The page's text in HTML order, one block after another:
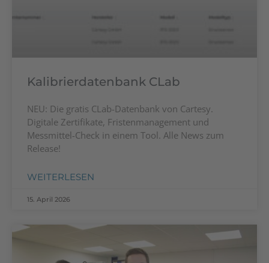
Kalibrierdatenbank CLab
NEU: Die gratis CLab-Datenbank von Cartesy.
Digitale Zertifikate, Fristenmanagement und
Messmittel-Check in einem Tool. Alle News zum
Release!
WEITERLESEN
15. April 2026